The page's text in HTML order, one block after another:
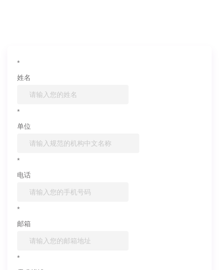
*
姓名
*
单位
*
电话
*
邮箱
*